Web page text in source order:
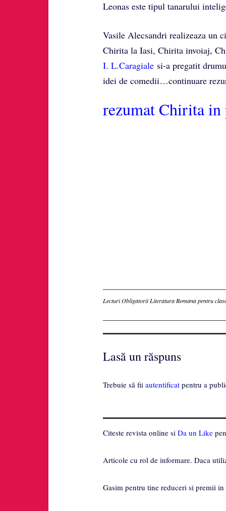
Leonas este tipul tanarului
Vasile Alecsandri realizeaza un
Chirita la Iasi, Chirita invoiaj,
I. L.Caragialesi-a pregatit
idei de comedii…continuare
rezumat Chirita
Inscriere
Lecturi Obligatorii Literatura Romana pentru
Lasă un răspuns
Trebuie să fii autentificatpentru a
Citeste revista online si Da un Like
Articole cu rol de informare. Daca
Gasim pentru tine reduceri si premii